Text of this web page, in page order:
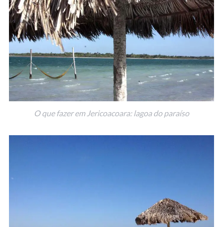
O que fazer em Jericoacoara: lagoa do paraíso